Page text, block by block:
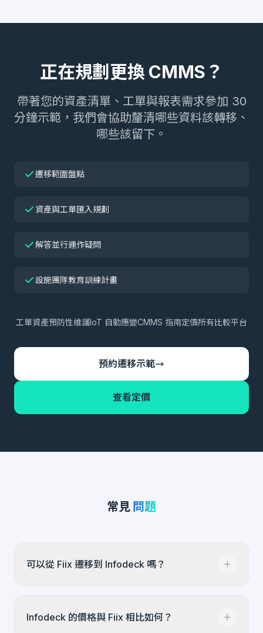
正在規劃更換 CMMS？
帶著您的資產清單、工單與報表需求參加 30
分鐘示範，我們會協助釐清哪些資料該轉移、
哪些該留下。
遷移範圍盤點
資產與工單匯入規劃
解答並行運作疑問
設施團隊教育訓練計畫
工單資產預防性維護IoT 自動應變CMMS 指南定價所有比較平台
預約遷移示範
查看定價
常見 問題
可以從 Fiix 遷移到 Infodeck 嗎？
工單與資產欄位，並規劃哪些資料應匯入
Infodeck 的價格與 Fiix 相比如何？